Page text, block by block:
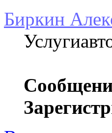
Биркин